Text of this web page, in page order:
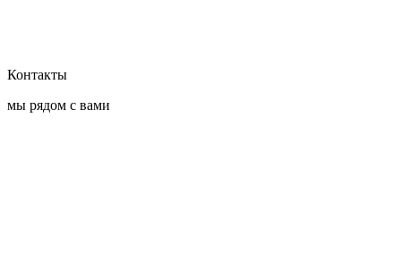
Контакты
мы рядом с вами